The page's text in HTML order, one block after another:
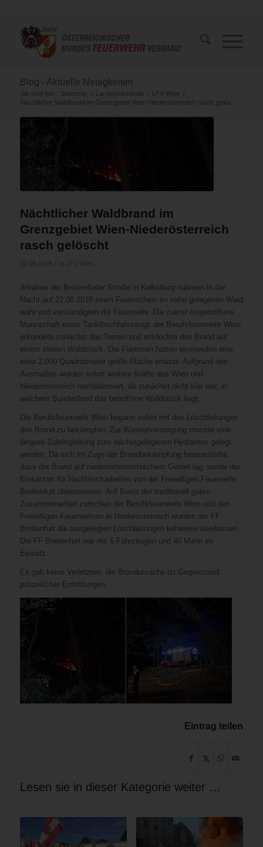
Blog - Aktuelle Neuigkeiten
Sie sind hier: Startseite / Landesverbände / LFV Wien
/
Nächtlicher Waldbrand im Grenzgebiet Wien-Niederösterreich rasch gelös...
Nächtlicher Waldbrand im
Grenzgebiet Wien-Niederösterreich
rasch gelöscht
Anrainer der Breitenfurter Straße in Kalksburg nahmen in der
Nacht auf 22.08.2018 einen Feuerschein im nahe gelegenen Wald
wahr und verständigten die Feuerwehr. Die zuerst eingetroffene
Mannschaft eines Tanklöschfahrzeugs der Berufsfeuerwehr Wien
erkundete zunächst das Terrain und entdeckte den Brand auf
einem steilen Waldstück. Die Flammen hatten einstweilen eine
etwa 2.000 Quadratmeter große Fläche erfasst. Aufgrund des
Ausmaßes wurden sofort weitere Kräfte aus Wien und
Niederösterreich nachalarmiert, da zunächst nicht klar war, in
welchem Bundesland das betroffene Waldstück liegt.
Die Berufsfeuerwehr Wien begann sofort mit drei Löschleitungen
den Brand zu bekämpfen. Zur Wasserversorgung musste eine
längere Zubringleitung zum nächstgelegenen Hydranten gelegt
werden. Da sich im Zuge der Brandbekämpfung herausstellte,
dass der Brand auf niederösterreichischem Gebiet lag, wurde der
Einsatzort für Nachlöscharbeiten von der Freiwilligen Feuerwehr
Breitenfurt übernommen. Auf Basis der traditionell guten
Zusammenarbeit zwischen der Berufsfeuerwehr Wien und den
Freiwilligen Feuerwehren in Niederösterreich wurden der FF
Breitenfurt die ausgelegten Löschleitungen leihweise überlassen.
Die FF Breitenfurt war mit 6 Fahrzeugen und 40 Mann im
Einsatz.
Es gab keine Verletzten, die Brandursache ist Gegenstand
polizeilicher Ermittlungen.
Eintrag teilen
Lesen sie in dieser Kategorie weiter …